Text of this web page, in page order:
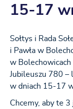
15-17
Sołtys i Rada
i Pawła w
w Bolechowicach
Jubileuszu 780 –
w dniach 15-17
Chcemy, aby te 3